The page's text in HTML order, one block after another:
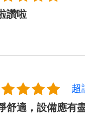
讚啦
超
舒適，設備應有